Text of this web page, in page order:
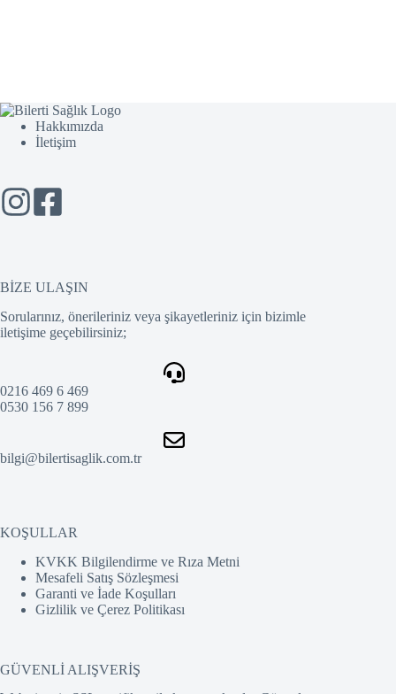
Hakkımızda
İletişim
BİZE ULAŞIN
Sorularınız, önerileriniz veya şikayetleriniz için bizimle
iletişime geçebilirsiniz;
0216 469 6 469
0530 156 7 899
bilgi@bilertisaglik.com.tr
KOŞULLAR
KVKK Bilgilendirme ve Rıza Metni
Mesafeli Satış Sözleşmesi
Garanti ve İade Koşulları
Gizlilik ve Çerez Politikası
GÜVENLİ ALIŞVERİŞ